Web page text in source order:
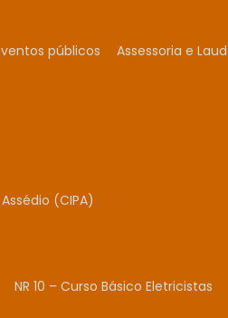
públicos Assessoria e
(CIPA)
NR 10 – Curso Básico Eletricistas